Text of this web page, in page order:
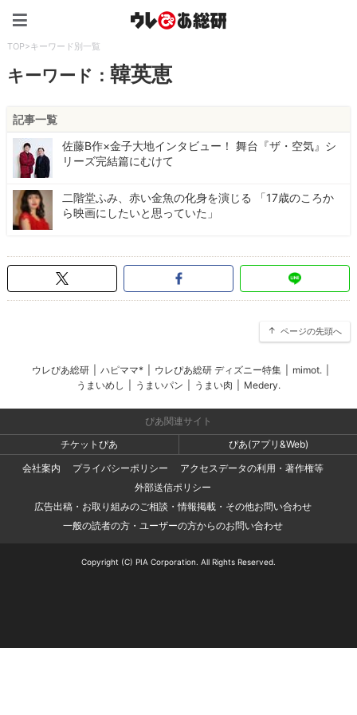
TOP>キーワード別一覧
キーワード：韓英恵
記事一覧
佐藤B作×金子大地インタビュー！ 舞台『ザ・空気』シ
リーズ完結篇にむけて
二階堂ふみ、赤い金魚の化身を演じる 「17歳のころか
ら映画にしたいと思っていた」
ページの先頭へ
ウレぴあ総研 ハピママ* ウレぴあ総研 ディズニー特集 mimot.
うまいめし
うまいパン うまい肉 Medery.
ぴあ関連サイト
チケットぴあ
ぴあ(アプリ&Web)
会社案内
プライバシーポリシー
アクセスデータの利用・著作権等
外部送信ポリシー
広告出稿・お取り組みのご相談・情報掲載・その他お問い合わせ
一般の読者の方・ユーザーの方からのお問い合わせ
Copyright (C) PIA Corporation. All Rights Reserved.